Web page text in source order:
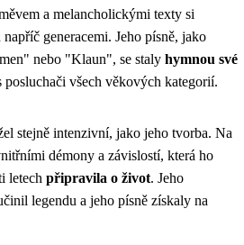
a melancholickými texty si
generacemi. Jeho písně, jako
nebo "Klaun", se staly hymnou své
posluchači všech věkových kategorií.
stejně intenzivní, jako jeho tvorba. Na
démony a závislostí, která ho
letech připravila o život. Jeho
legendu a jeho písně získaly na